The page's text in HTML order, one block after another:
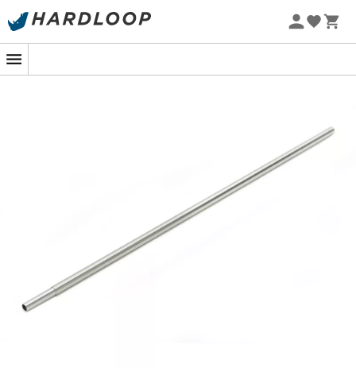
Sommarerbjudanden 🔥 -5 % EXTRA vid köp av 2 produkter*